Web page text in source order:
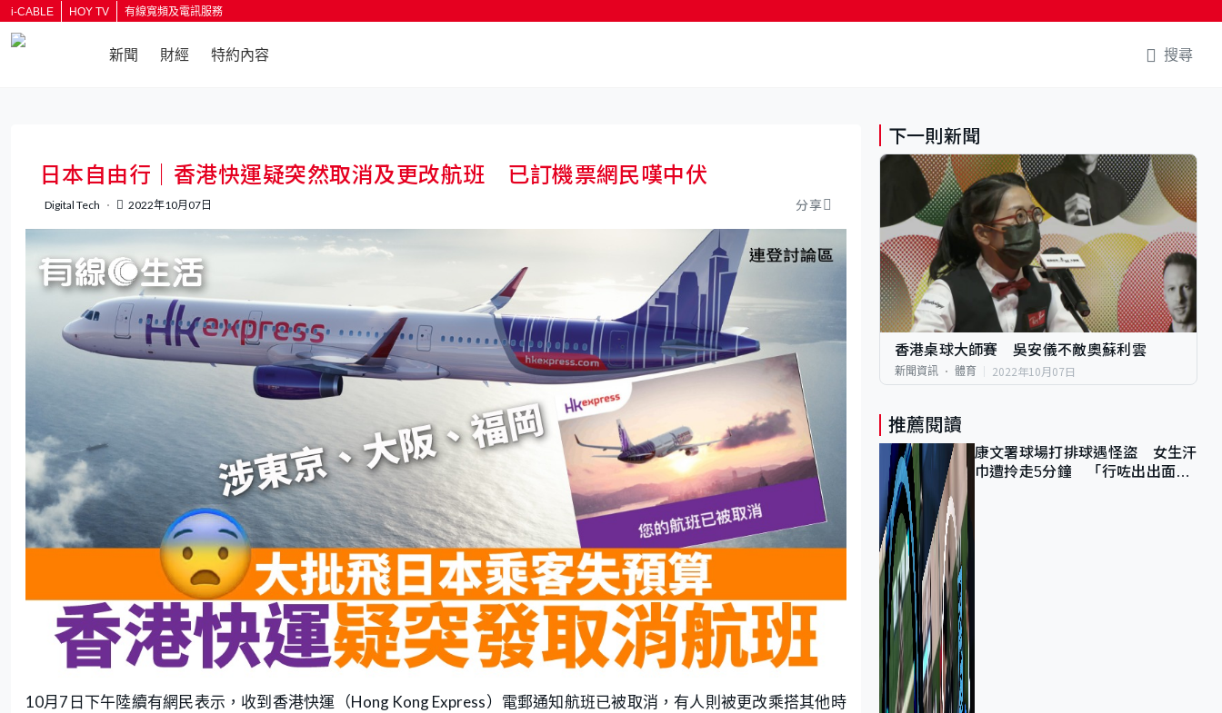
i-CABLE HOY TV 有線寬頻及電訊服務
新聞 財經 特約內容 搜尋
日本自由行｜香港快運疑突然取消及更改航班 已訂機票網民嘆中伏
Digital Tech 2022年10月07日 分享
10月7日下午陸續有網民表示，收到香港快運（Hong Kong Express）電郵通知航班已被取消，有人則被更改乘搭其他時
下一則新聞
香港桌球大師賽 吳安儀不敵奧蘇利雲
新聞資訊 體育 2022年10月07日
推薦閱讀
康文署球場打排球遇怪盜 女生汗
巾遭拎走5分鐘 「行咗出出面唔